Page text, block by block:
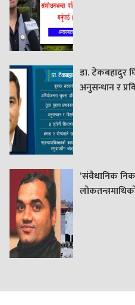
डा. टेकबहादुर
अनुसन्धान र
‘संवैधानिक
लोकतन्त्रमाथिको